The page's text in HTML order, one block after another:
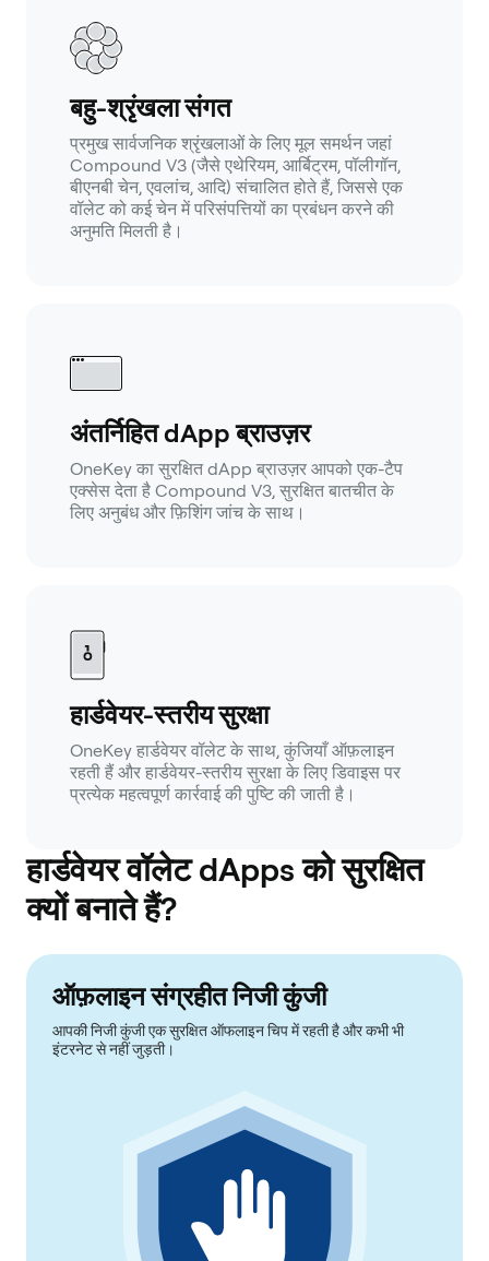
बहु-श्रृंखला संगत
प्रमुख सार्वजनिक श्रृंखलाओं के लिए मूल समर्थन जहां
Compound V3 (जैसे एथेरियम, आर्बिट्रम, पॉलीगॉन,
बीएनबी चेन, एवलांच, आदि) संचालित होते हैं, जिससे एक
वॉलेट को कई चेन में परिसंपत्तियों का प्रबंधन करने की
अनुमति मिलती है।
अंतर्निहित dApp ब्राउज़र
OneKey का सुरक्षित dApp ब्राउज़र आपको एक-टैप
एक्सेस देता है Compound V3, सुरक्षित बातचीत के
लिए अनुबंध और फ़िशिंग जांच के साथ।
हार्डवेयर-स्तरीय सुरक्षा
OneKey हार्डवेयर वॉलेट के साथ, कुंजियाँ ऑफ़लाइन
रहती हैं और हार्डवेयर-स्तरीय सुरक्षा के लिए डिवाइस पर
प्रत्येक महत्वपूर्ण कार्रवाई की पुष्टि की जाती है।
हार्डवेयर वॉलेट dApps को सुरक्षित
क्यों बनाते हैं?
ऑफ़लाइन संग्रहीत निजी कुंजी
आपकी निजी कुंजी एक सुरक्षित ऑफलाइन चिप में रहती है और कभी भी
इंटरनेट से नहीं जुड़ती।